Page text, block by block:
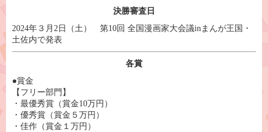
決勝審査日
2024年３月2日（土） 第10回 全国漫画家大会議inまんが王国・
土佐内で発表
各賞
●賞金
【フリー部門】
・最優秀賞（賞金10万円）
・優秀賞（賞金５万円）
・佳作（賞金１万円）